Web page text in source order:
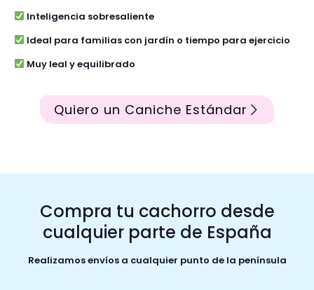
Inteligencia sobresaliente
Ideal para familias con jardín o tiempo para ejercicio
Muy leal y equilibrado
Quiero un Caniche Estándar
Compra tu cachorro desde
cualquier parte de España
Realizamos envíos a cualquier punto de la península